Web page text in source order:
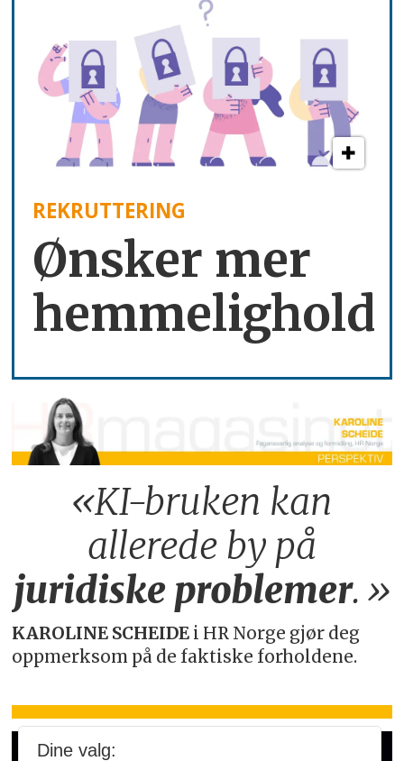
REKRUTTERING
Ønsker mer
hemmelighold
«KI-bruken kan
allerede by på
juridiske problemer.»
KAROLINE SCHEIDE i HR Norge gjør deg
oppmerksom på de faktiske forholdene.
Dine valg: